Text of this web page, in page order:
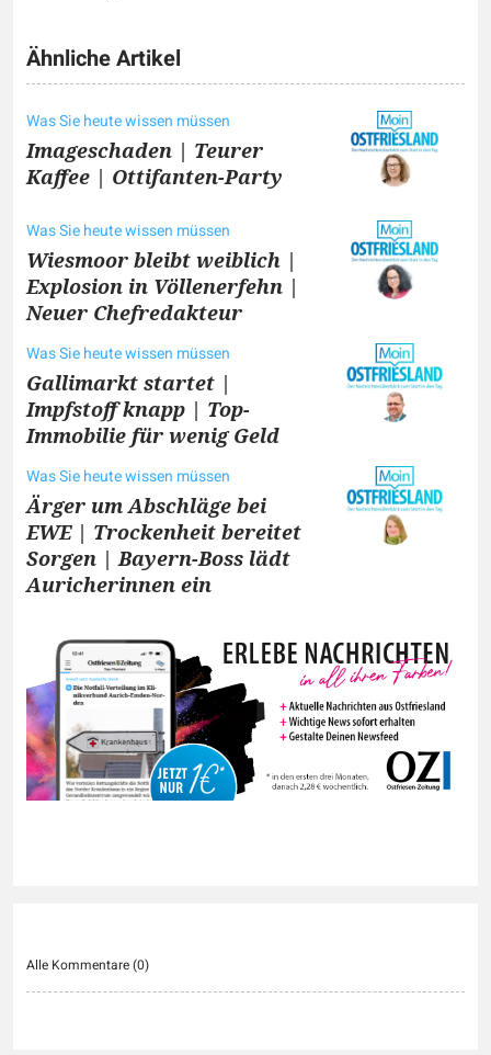
Ähnliche Artikel
Was Sie heute wissen müssen
Imageschaden | Teurer
Kaffee | Ottifanten-Party
Was Sie heute wissen müssen
Wiesmoor bleibt weiblich |
Explosion in Völlenerfehn |
Neuer Chefredakteur
Was Sie heute wissen müssen
Gallimarkt startet |
Impfstoff knapp | Top-
Immobilie für wenig Geld
Was Sie heute wissen müssen
Ärger um Abschläge bei
EWE | Trockenheit bereitet
Sorgen | Bayern-Boss lädt
Auricherinnen ein
Alle Kommentare (0)